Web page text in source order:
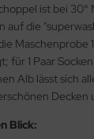
ist bei
die
Maschenprobe
für 1 Paar
Alb lässt sich
Blick: